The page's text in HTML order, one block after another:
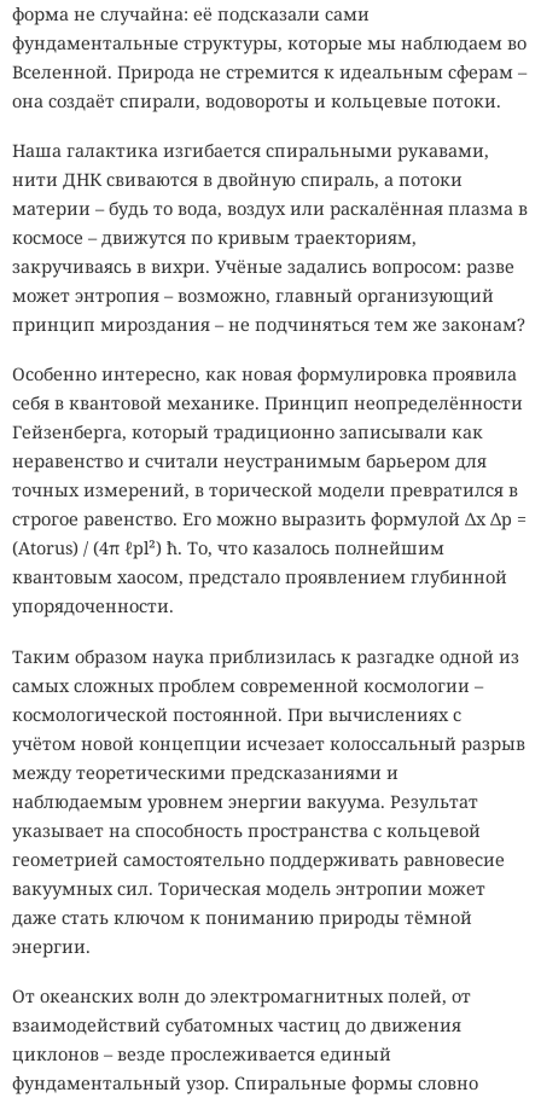
форма не случайна: её подсказали сами
фундаментальные структуры, которые мы наблюдаем во
Вселенной. Природа не стремится к идеальным сферам –
она создаёт спирали, водовороты и кольцевые потоки.
Наша галактика изгибается спиральными рукавами,
нити ДНК свиваются в двойную спираль, а потоки
материи – будь то вода, воздух или раскалённая плазма в
космосе – движутся по кривым траекториям,
закручиваясь в вихри. Учёные задались вопросом: разве
может энтропия – возможно, главный организующий
принцип мироздания – не подчиняться тем же законам?
Особенно интересно, как новая формулировка проявила
себя в квантовой механике. Принцип неопределённости
Гейзенберга, который традиционно записывали как
неравенство и считали неустранимым барьером для
точных измерений, в торической модели превратился в
строгое равенство. Его можно выразить формулой Δx Δp =
(Atorus) / (4π ℓpl²) ħ. То, что казалось полнейшим
квантовым хаосом, предстало проявлением глубинной
упорядоченности.
Таким образом наука приблизилась к разгадке одной из
самых сложных проблем современной космологии –
космологической постоянной. При вычислениях с
учётом новой концепции исчезает колоссальный разрыв
между теоретическими предсказаниями и
наблюдаемым уровнем энергии вакуума. Результат
указывает на способность пространства с кольцевой
геометрией самостоятельно поддерживать равновесие
вакуумных сил. Торическая модель энтропии может
даже стать ключом к пониманию природы тёмной
энергии.
От океанских волн до электромагнитных полей, от
взаимодействий субатомных частиц до движения
циклонов – везде прослеживается единый
фундаментальный узор. Спиральные формы словно